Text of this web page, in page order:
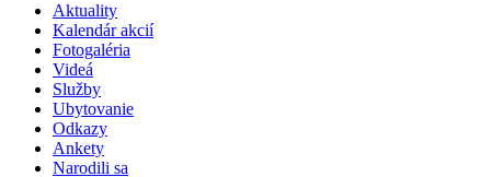
Aktuality
Kalendár akcií
Fotogaléria
Videá
Služby
Ubytovanie
Odkazy
Ankety
Narodili sa